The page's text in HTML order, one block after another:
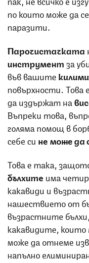
по които може да
паразити.
Парочистачката
инструментза
във вашите
повърхности.
да издържат на
Въпреки това,
голяма помощ в
себе си не може да
Това е така,
бълхите има
какавиди и
нашествието от
възрастните
какавидите, които
може да отнеме
напълно